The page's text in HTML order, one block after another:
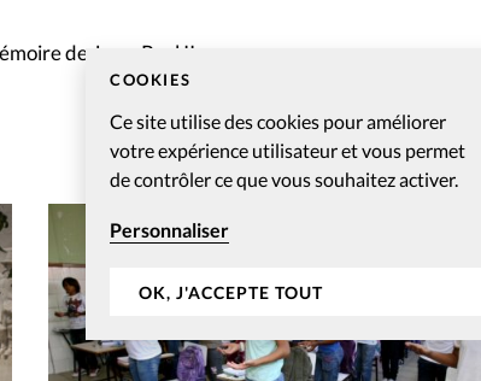
COOKIES
Ce site utilise des cookies pour améliorer
votre expérience utilisateur et vous permet
de contrôler ce que vous souhaitez activer.
Personnaliser
OK, J'ACCEPTE TOUT
de Jean-Paul II